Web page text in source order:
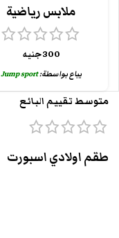
ملابس رياضية
300جنيه
يباع بواسطة:Jump sport
متوسط تقييم البائع
طقم اولادي اسبورت